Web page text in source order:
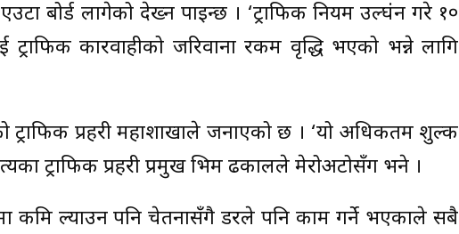
बोर्ड लागेको देख्न पाइन्छ । ‘ट्राफिक नियम उल्घंन गरे १०
कारवाहीको जरिवाना रकम वृद्धि भएको भन्ने लागि
ट्राफिक प्रहरी महाशाखाले जनाएको छ । ‘यो अधिकतम शुल्क
ट्राफिक प्रहरी प्रमुख भिम ढकालले मेरोअटोसँग भने ।
कमि ल्याउन पनि चेतनासँगै डरले पनि काम गर्ने भएकाले सबै